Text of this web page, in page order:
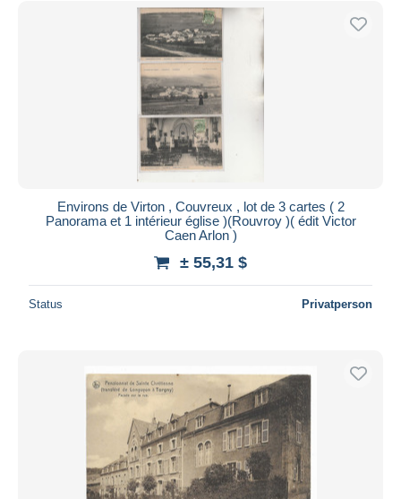
Environs de Virton , Couvreux , lot de 3 cartes ( 2
Panorama et 1 intérieur église )(Rouvroy )( édit Victor
Caen Arlon )
± 55,31 $
Status Privatperson